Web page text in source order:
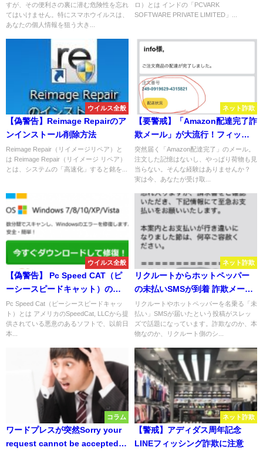
すが、その便利さの裏に潜む危険性を忘れ
てはいけません。特にスマホウイルスは、
あなたの個人情報を狙う大き...
ロ）とは インドの「PCVARK
SOFTWARE PRIVATE LIMITED」...
ウイルス全般
【偽警告】Reimage Repairのア
ンインストール削除方法
Reimage Repair（リイメージリペア）と
は Reimage Repair（リイメージ リペア）
とは、システムの「高速化」すると銘を...
ネット詐欺
【要警戒】「Amazon配達完了詐
欺メール」が大流行！フィッシ
ング詐欺について徹底解説
突然届く「Amazon配達完了」のメール。
注文した記憶はないし、やっぱり荷物も見
当らない。そんな経験はありませんか？
実は今、あなたが受け取...
ウイルス全般
【偽警告】 Pc Speed CAT（ピ
ーシースピードキャット）の駆
除方法
Pc Speed Cat（ピーシースピードキャッ
ト）とは アメリカのSpeedCat, LLCから提
供されている悪意のあるソフトで、以前日
本...
ネット詐欺
リクルートからホットペッパー
の未払いSMSが到着 詐欺メー
ル？
リクルートやホットペッパーを名乗る「未
払い」SMSが届いたという投稿がスレッ
ズで話題になっています。詐欺なのか、本
物なのか、リクルート側のシ...
コラム
ワードプレスが突然Sorry your
request cannot be acceptedエ
ネット詐欺
【警戒】アディダス周年記念
LINEフィッシング詐欺に注意